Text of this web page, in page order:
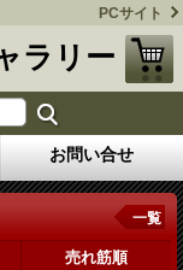
PCサイト
ラリー
お問い合せ
一覧
売れ筋順